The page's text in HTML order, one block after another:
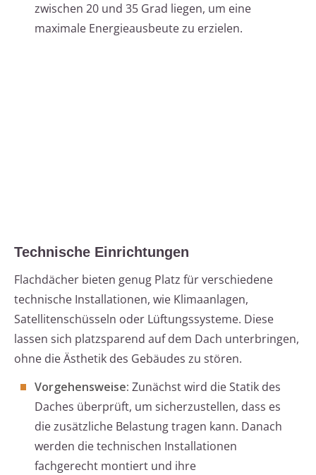
zwischen 20 und 35 Grad liegen, um eine
maximale Energieausbeute zu erzielen.
Technische Einrichtungen
Flachdächer bieten genug Platz für verschiedene
technische Installationen, wie Klimaanlagen,
Satellitenschüsseln oder Lüftungssysteme. Diese
lassen sich platzsparend auf dem Dach unterbringen,
ohne die Ästhetik des Gebäudes zu stören.
Vorgehensweise: Zunächst wird die Statik des
Daches überprüft, um sicherzustellen, dass es
die zusätzliche Belastung tragen kann. Danach
werden die technischen Installationen
fachgerecht montiert und ihre